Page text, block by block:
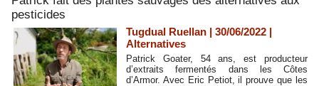
pesticides
Tugdual Ruellan | 30/06/2022 |
Alternatives
Patrick Goater, 54 ans, est producteur
d’extraits fermentés dans les Côtes
d’Armor. Avec Eric Petiot, il prouve que les